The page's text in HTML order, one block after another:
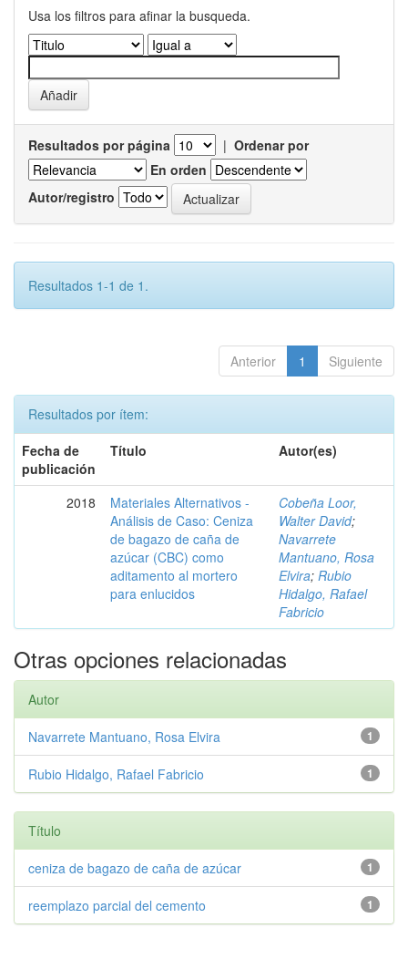
Usa los filtros para afinar la busqueda.
Resultados por página | Ordenar por
En orden
Autor/registro
Resultados 1-1 de 1.
Anterior 1 Siguiente
Resultados por ítem:
Fecha de
publicación
Título Autor(es)
2018
Materiales Alternativos -
Análisis de Caso: Ceniza
de bagazo de caña de
azúcar (CBC) como
aditamento al mortero
para enlucidos
Cobeña Loor,
Walter David;
Navarrete
Mantuano, Rosa
Elvira; Rubio
Hidalgo, Rafael
Fabricio
Otras opciones relacionadas
Autor
1
Navarrete Mantuano, Rosa Elvira
1
Rubio Hidalgo, Rafael Fabricio
Título
1
ceniza de bagazo de caña de azúcar
1
reemplazo parcial del cemento